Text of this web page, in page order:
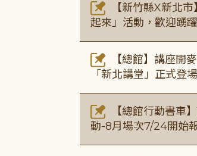
【新竹縣X新北
起來」活動，歡迎踴
【總館】講座開
「新北講堂」正式登場
【總館行動書車
動-8月場次7/24開始